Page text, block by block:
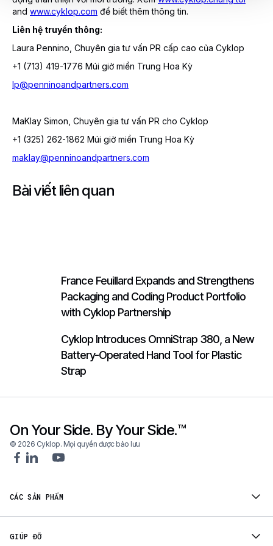
and www.cyklop.com để biết thêm thông tin.
Liên hệ truyền thông:
Laura Pennino, Chuyên gia tư vấn PR cấp cao của Cyklop
+1 (713) 419-1776 Múi giờ miền Trung Hoa Kỳ
lp@penninoandpartners.com
MaKlay Simon, Chuyên gia tư vấn PR cho Cyklop
+1 (325) 262-1862 Múi giờ miền Trung Hoa Kỳ
maklay@penninoandpartners.com
Bài viết liên quan
France Feuillard Expands and Strengthens
Packaging and Coding Product Portfolio
with Cyklop Partnership
Cyklop Introduces OmniStrap 380, a New
Battery-Operated Hand Tool for Plastic
Strap
On Your Side. By Your Side.™
© 2026 Cyklop. Mọi quyền được bảo lưu
CÁC SẢN PHẨM
GIÚP ĐỠ